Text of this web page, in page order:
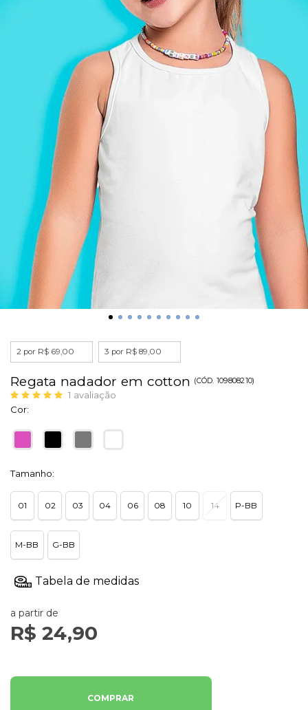
2 por R$ 69,00 3 por R$ 89,00
Regata nadador em cotton (CÓD. 109808210)
1 avaliação
Cor:
Tamanho:
01 02 03 04 06 08 10 14 P-BB
M-BB G-BB
a partir de
R$ 24,90
COMPRAR